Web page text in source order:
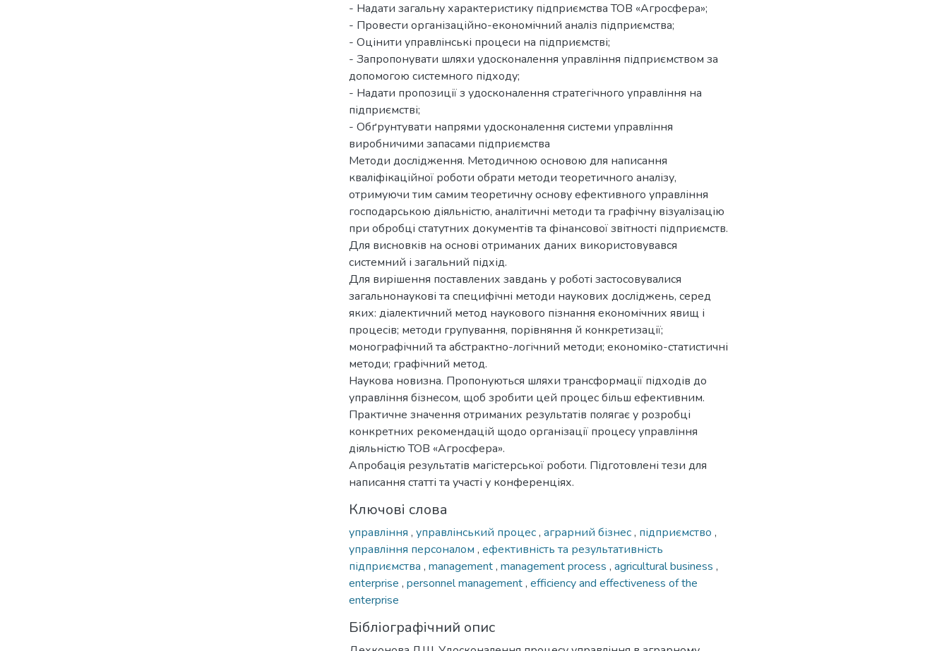
- Надати загальну характеристику підприємства ТОВ «Агросфера»;
- Провести організаційно-економічний аналіз підприємства;
- Оцінити управлінські процеси на підприємстві;
- Запропонувати шляхи удосконалення управління підприємством за
допомогою системного підходу;
- Надати пропозиції з удосконалення стратегічного управління на
підприємстві;
- Обґрунтувати напрями удосконалення системи управління
виробничими запасами підприємства
Методи дослідження. Методичною основою для написання
кваліфікаційної роботи обрати методи теоретичного аналізу,
отримуючи тим самим теоретичну основу ефективного управління
господарською діяльністю, аналітичні методи та графічну візуалізацію
при обробці статутних документів та фінансової звітності підприємств.
Для висновків на основі отриманих даних використовувався
системний і загальний підхід.
Для вирішення поставлених завдань у роботі застосовувалися
загальнонаукові та специфічні методи наукових досліджень, серед
яких: діалектичний метод наукового пізнання економічних явищ і
процесів; методи групування, порівняння й конкретизації;
монографічний та абстрактно-логічний методи; економіко-статистичні
методи; графічний метод.
Наукова новизна. Пропонуються шляхи трансформації підходів до
управління бізнесом, щоб зробити цей процес більш ефективним.
Практичне значення отриманих результатів полягає у розробці
конкретних рекомендацій щодо організації процесу управління
діяльністю ТОВ «Агросфера».
Апробація результатів магістерської роботи. Підготовлені тези для
написання статті та участі у конференціях.
Ключові слова
управління , управлінський процес, аграрний бізнес, підприємство ,
управління персоналом , ефективність та результативність
підприємства , management, management process , agricultural business ,
enterprise , personnel management, efficiency and effectiveness of the
enterprise
Бібліографічний опис